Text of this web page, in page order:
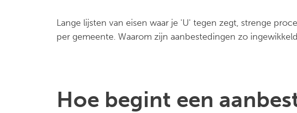
Lange lijsten van eisen waar je 'U' tegen zegt, strenge
per gemeente. Waarom zijn aanbestedingen zo
Hoe begint een